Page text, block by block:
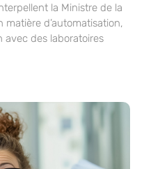
la Ministre de la
d’automatisation,
avec des laboratoires